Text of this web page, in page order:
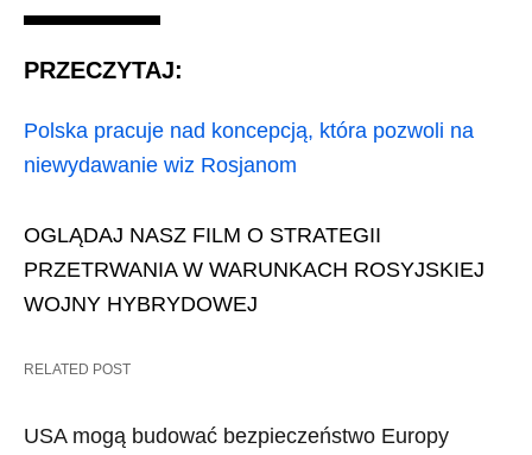
PRZECZYTAJ:
Polska pracuje nad koncepcją, która pozwoli na
niewydawanie wiz Rosjanom
OGLĄDAJ NASZ FILM O STRATEGII
PRZETRWANIA W WARUNKACH ROSYJSKIEJ
WOJNY HYBRYDOWEJ
RELATED POST
USA mogą budować bezpieczeństwo Europy